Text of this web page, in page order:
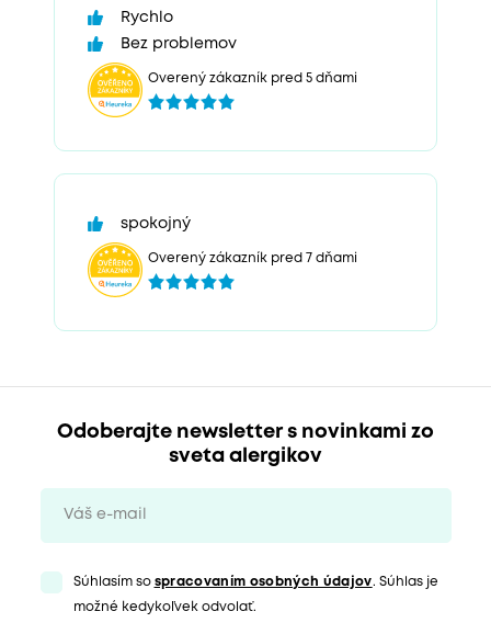
Rychlo
Bez problemov
Overený zákazník pred 5 dňami
spokojný
Overený zákazník pred 7 dňami
Odoberajte newsletter s novinkami zo
sveta alergikov
Súhlasím so spracovaním osobných údajov. Súhlas je
možné kedykoľvek odvolať.